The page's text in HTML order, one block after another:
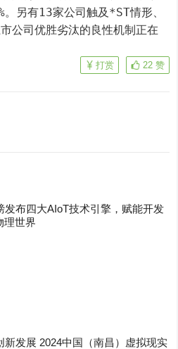
另有13家公司触及*ST情形、
公司优胜劣汰的良性机制正在
22 赞
打赏
发布四大AIoT技术引擎，赋能开发
理世界
新发展 2024中国（南昌）虚拟现实